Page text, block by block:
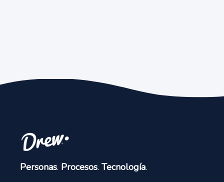
Personas. Procesos. Tecnología.